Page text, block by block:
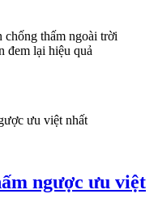
thấm ngoài trời
đem lại hiệu quả
ngược ưu việt